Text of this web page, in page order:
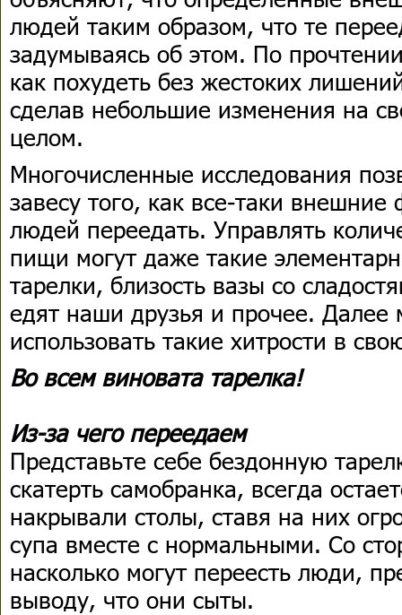
людей таким образом, что те
задумываясь об этом. По
как похудеть без жестоких
сделав небольшие изменения на
целом.
Многочисленные исследования
завесу того, как все-таки внешние
людей переедать. Управлять
пищи могут даже такие
тарелки, близость вазы со
едят наши друзья и прочее.
использовать такие хитрости в
Во всем виновата тарелка!
Из-за чего переедаем
Представьте себе бездонную
скатерть самобранка, всегда
накрывали столы, ставя на них
супа вместе с нормальными. Со
насколько могут переесть люди,
выводу, что они сыты.